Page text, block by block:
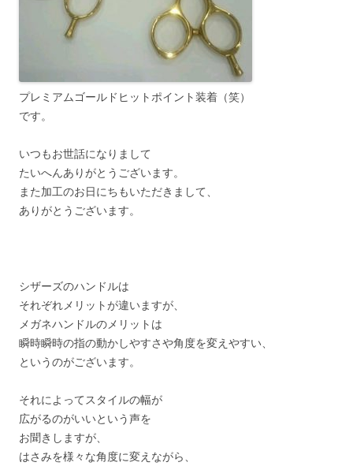
プレミアムゴールドヒットポイント装着（笑）
です。
いつもお世話になりまして
たいへんありがとうございます。
また加工のお日にちもいただきまして、
ありがとうございます。
シザーズのハンドルは
それぞれメリットが違いますが、
メガネハンドルのメリットは
瞬時瞬時の指の動かしやすさや角度を変えやすい、
というのがございます。
それによってスタイルの幅が
広がるのがいいという声を
お聞きしますが、
はさみを様々な角度に変えながら、